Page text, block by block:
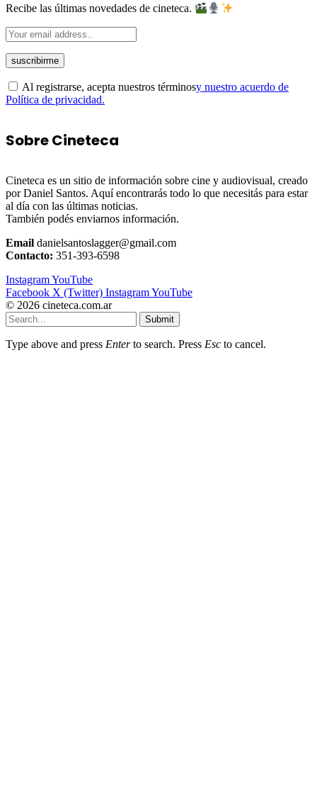
Recibe las últimas novedades de cineteca.
Al registrarse, acepta nuestros términosy nuestro acuerdo de
Política de privacidad.
Sobre Cineteca
Cineteca es un sitio de información sobre cine y audiovisual, creado
por Daniel Santos. Aquí encontrarás todo lo que necesitás para estar
al día con las últimas noticias.
También podés enviarnos información.
Email danielsantoslagger@gmail.com
Contacto: 351-393-6598
InstagramYouTube
Facebook X (Twitter) InstagramYouTube
© 2026 cineteca.com.ar
Submit
Type above and press Enterto search. Press Esc to cancel.